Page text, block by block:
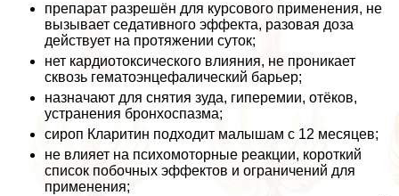
препарат разрешён для курсового применения, не
вызывает седативного эффекта, разовая доза
действует на протяжении суток;
нет кардиотоксического влияния, не проникает
сквозь гематоэнцефалический барьер;
назначают для снятия зуда, гиперемии, отёков,
устранения бронхоспазма;
сироп Кларитин подходит малышам с 12 месяцев;
не влияет на психомоторные реакции, короткий
список побочных эффектов и ограничений для
применения;